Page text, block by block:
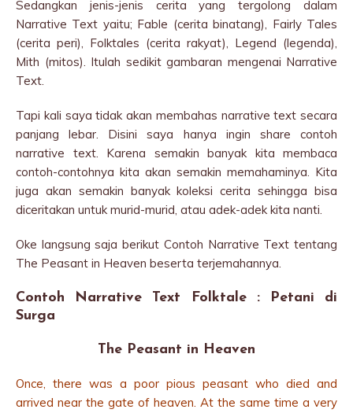
Sedangkan jenis-jenis cerita yang tergolong dalam
Narrative Text yaitu; Fable (cerita binatang), Fairly Tales
(cerita peri), Folktales (cerita rakyat), Legend (legenda),
Mith (mitos). Itulah sedikit gambaran mengenai Narrative
Text.
Tapi kali saya tidak akan membahas narrative text secara
panjang lebar. Disini saya hanya ingin share contoh
narrative text. Karena semakin banyak kita membaca
contoh-contohnya kita akan semakin memahaminya. Kita
juga akan semakin banyak koleksi cerita sehingga bisa
diceritakan untuk murid-murid, atau adek-adek kita nanti.
Oke langsung saja berikut Contoh Narrative Text tentang
The Peasant in Heaven beserta terjemahannya.
Contoh Narrative Text Folktale : Petani di
Surga
The Peasant in Heaven
Once, there was a poor pious peasant who died and
arrived near the gate of heaven. At the same time a very